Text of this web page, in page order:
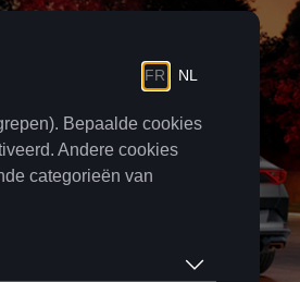
RENTING
OP LANGE